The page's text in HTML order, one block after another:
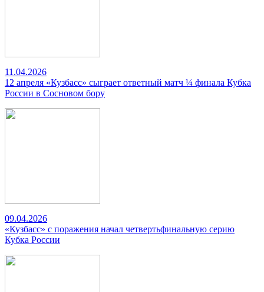
11.04.2026
12 апреля «Кузбасс» сыграет ответный матч ¼ финала Кубка
России в Сосновом бору
09.04.2026
«Кузбасс» с поражения начал четвертьфинальную серию
Кубка России